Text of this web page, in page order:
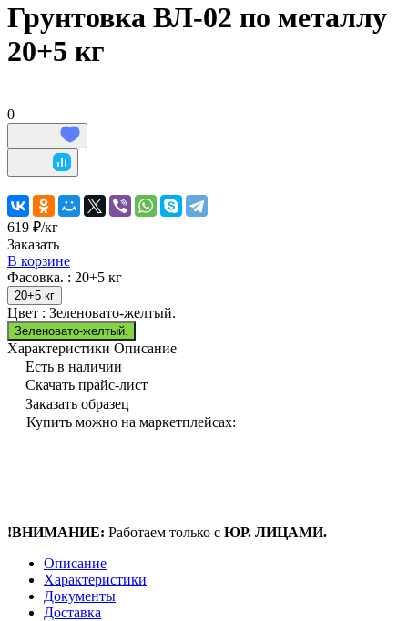
Грунтовка ВЛ-02 по металлу
20+5 кг
0
619 ₽/кг
Заказать
В корзине
Фасовка. : 20+5 кг
20+5 кг
Цвет : Зеленовато-желтый.
Зеленовато-желтый.
Характеристики Описание
Есть в наличии
Скачать прайс-лист
Заказать образец
Купить можно на маркетплейсах:
!ВНИМАНИЕ: Работаем только с ЮР. ЛИЦАМИ.
Описание
Характеристики
Документы
Доставка